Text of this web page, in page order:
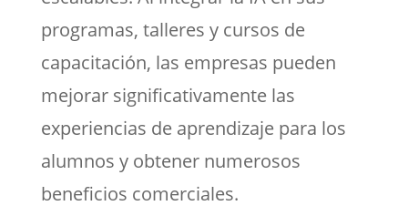
programas, talleres y cursos de
capacitación, las empresas pueden
mejorar significativamente las
experiencias de aprendizaje para los
alumnos y obtener numerosos
beneficios comerciales.